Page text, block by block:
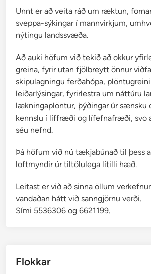
Unnt er að veita ráð um ræktun,
sveppa-sýkingar í mannvirkjum,
nýtingu landssvæða.
Að auki höfum við tekið að okkur
greina, fyrir utan fjölbreytt önnur
skipulagningu ferðahópa,
leiðarlýsingar, fyrirlestra um náttúru
lækningaplöntur, þýðingar úr sænsku
kennslu í líffræði og lífefnafræði, svo
séu nefnd.
Þá höfum við nú tækjabúnað til þess
loftmyndir úr tiltölulega lítilli hæð.
Leitast er við að sinna öllum
vandaðan hátt við sanngjörnu verði.
Sími 5536306 og 6621199.
Flokkar